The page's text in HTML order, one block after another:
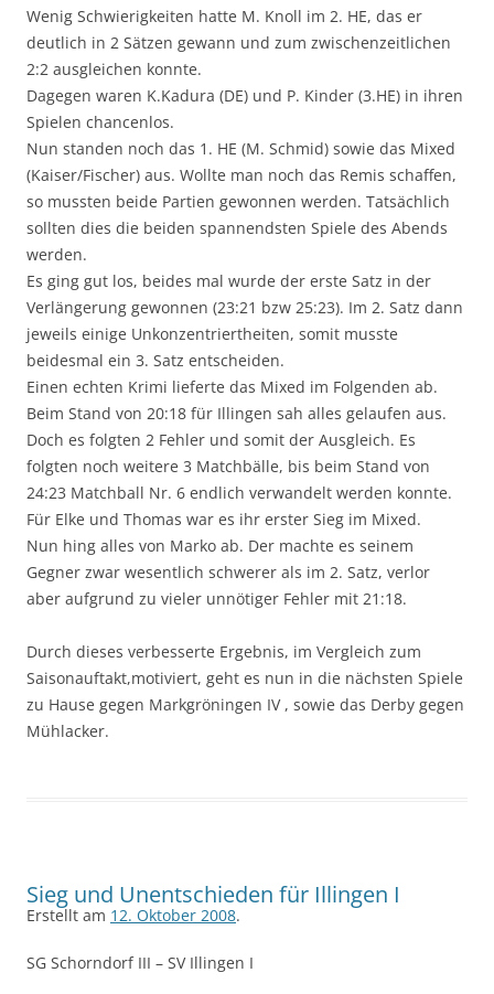
Wenig Schwierigkeiten hatte M. Knoll im 2. HE, das er
deutlich in 2 Sätzen gewann und zum zwischenzeitlichen
2:2 ausgleichen konnte.
Dagegen waren K.Kadura (DE) und P. Kinder (3.HE) in ihren
Spielen chancenlos.
Nun standen noch das 1. HE (M. Schmid) sowie das Mixed
(Kaiser/Fischer) aus. Wollte man noch das Remis schaffen,
so mussten beide Partien gewonnen werden. Tatsächlich
sollten dies die beiden spannendsten Spiele des Abends
werden.
Es ging gut los, beides mal wurde der erste Satz in der
Verlängerung gewonnen (23:21 bzw 25:23). Im 2. Satz dann
jeweils einige Unkonzentriertheiten, somit musste
beidesmal ein 3. Satz entscheiden.
Einen echten Krimi lieferte das Mixed im Folgenden ab.
Beim Stand von 20:18 für Illingen sah alles gelaufen aus.
Doch es folgten 2 Fehler und somit der Ausgleich. Es
folgten noch weitere 3 Matchbälle, bis beim Stand von
24:23 Matchball Nr. 6 endlich verwandelt werden konnte.
Für Elke und Thomas war es ihr erster Sieg im Mixed.
Nun hing alles von Marko ab. Der machte es seinem
Gegner zwar wesentlich schwerer als im 2. Satz, verlor
aber aufgrund zu vieler unnötiger Fehler mit 21:18.
Durch dieses verbesserte Ergebnis, im Vergleich zum
Saisonauftakt,motiviert, geht es nun in die nächsten Spiele
zu Hause gegen Markgröningen IV , sowie das Derby gegen
Mühlacker.
Sieg und Unentschieden für Illingen I
Erstellt am 12. Oktober 2008.
SG Schorndorf III – SV Illingen I